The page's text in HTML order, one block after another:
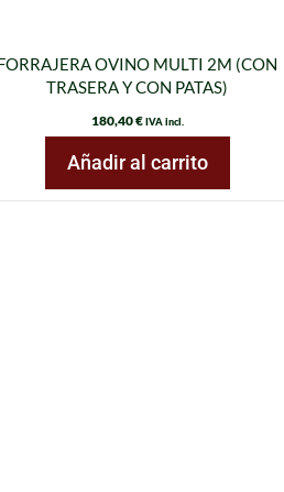
OVINO MULTI 2M (CON
TRASERA Y CON PATAS)
180,40€ IVA incl.
Añadir al carrito